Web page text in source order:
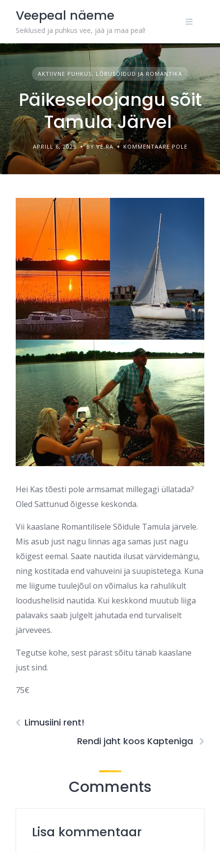
content
Veepeal näeme
Seiklused ja puhkus vee, jää ja maa peal!
AKTIIVNE PUHKUS, LÕBUSÕIDUD JA ROMANTIKA
Päikeseloojangu sõit
Tamula Järvel
APRILL 6, 2025 BY VE.RA KOMMENTAARE POLE
Hei Kas tõesti pole armsamat millegagi üllatada?
Oled Sattunud õigesse keskonda.
Vii kaaslane Romantilisele Sõidule Tamula järvele.
Mis asub just nagu linnas aga samas just nagu
kõigest eemal. Saate nautida ilusat värvidemängu,
ning kostitada end vahuveini ja suupistetega. Kuna
me liigume tuulejõul on võimalus ka rahulikult
loodushelisid nautida. Kui keskkond muutub liiga
palavaks saab julgelt jahutada end turvaliselt
järvevees.
Tegutse kohe, sest pärast sõitu tänab kaaslane
just sind.
75€
Limusiini rent!
Rendi jaht koos Kapteniga
Comments
Lisa kommentaar